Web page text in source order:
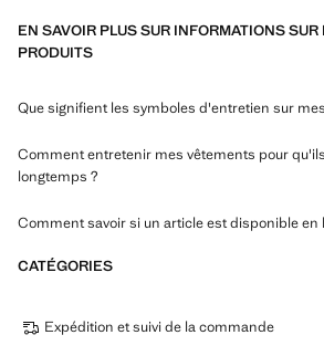
EN SAVOIR PLUS SUR INFORMATIONS
PRODUITS
Que signifient les symboles d'entretien sur
Comment entretenir mes vêtements pour
longtemps ?
Comment savoir si un article est disponible en
CATÉGORIES
Expédition et suivi de la commande